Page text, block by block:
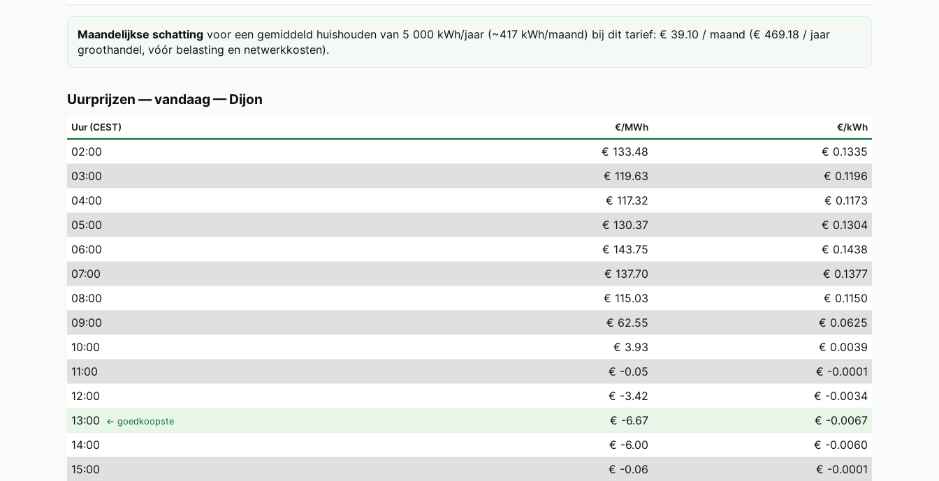
Maandelijkse schatting voor een gemiddeld huishouden van 5 000 kWh/jaar (~417 kWh/maand) bij dit tarief: € 39.10 / maand (€ 469.18 / jaar
groothandel, vóór belasting en netwerkkosten).
Uurprijzen — vandaag —Dijon
Uur (CEST) €/MWh €/kWh
02:00 € 133.48
€ 0.1335
03:00 € 119.63
€ 0.1196
04:00 € 117.32
€ 0.1173
05:00 € 130.37
€ 0.1304
06:00 € 143.75
€ 0.1438
07:00 € 137.70
€ 0.1377
08:00 € 115.03
€ 0.1150
09:00 € 62.55
€ 0.0625
10:00 € 3.93
€ 0.0039
11:00 € -0.05
€ -0.0001
12:00 € -3.42
€ -0.0034
13:00 ← goedkoopste € -6.67
€ -0.0067
14:00 € -6.00
€ -0.0060
15:00 € -0.06
€ -0.0001